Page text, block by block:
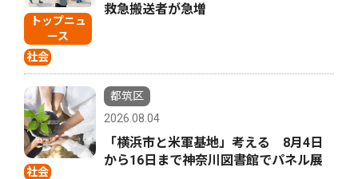
トップニュ
ース
社会
救急搬送者が急増
社会
都筑区
2026.08.04
「横浜市と米軍基地」考える 8月4日
から16日まで神奈川図書館でパネル展